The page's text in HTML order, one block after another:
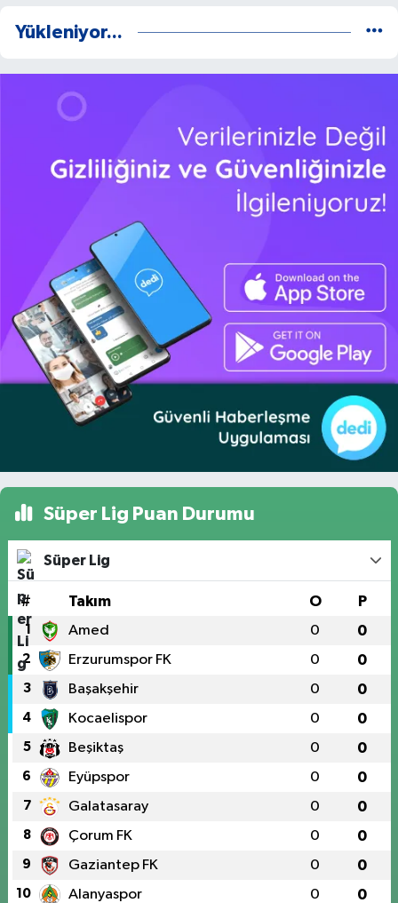
Yükleniyor...
Süper Lig Puan Durumu
Süper Lig
# Takım O P
1 Amed 0 0
2 Erzurumspor FK 0 0
3 Başakşehir 0 0
4 Kocaelispor 0 0
5 Beşiktaş 0 0
6 Eyüpspor 0 0
7 Galatasaray 0 0
8 Çorum FK 0 0
9 Gaziantep FK 0 0
10 Alanyaspor 0 0